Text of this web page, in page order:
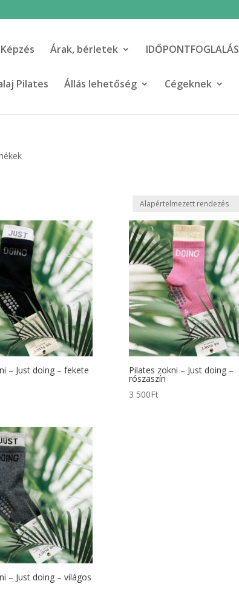
Képzés Árak, bérletek IDŐPONTFOGLALÁS
Pilates Állás lehetőség Cégeknek
– Just doing – fekete
Pilates zokni – Just doing –
rószaszín
3 500Ft
– Just doing – világos